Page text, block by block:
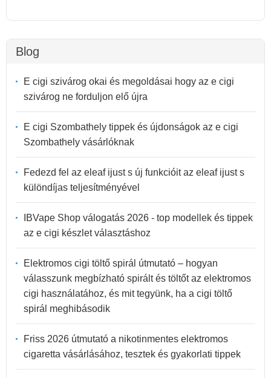
Blog
E cigi szivárog okai és megoldásai hogy az e cigi
szivárog ne forduljon elő újra
E cigi Szombathely tippek és újdonságok az e cigi
Szombathely vásárlóknak
Fedezd fel az eleaf ijust s új funkcióit az eleaf ijust s
különdíjas teljesítményével
IBVape Shop válogatás 2026 - top modellek és tippek
az e cigi készlet választáshoz
Elektromos cigi töltő spirál útmutató – hogyan
válasszunk megbízható spirált és töltőt az elektromos
cigi használatához, és mit tegyünk, ha a cigi töltő
spirál meghibásodik
Friss 2026 útmutató a nikotinmentes elektromos
cigaretta vásárlásához, tesztek és gyakorlati tippek